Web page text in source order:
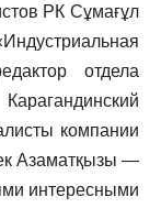
РК Сұмағұл
отдела
компании
Азаматқызы —
интересными